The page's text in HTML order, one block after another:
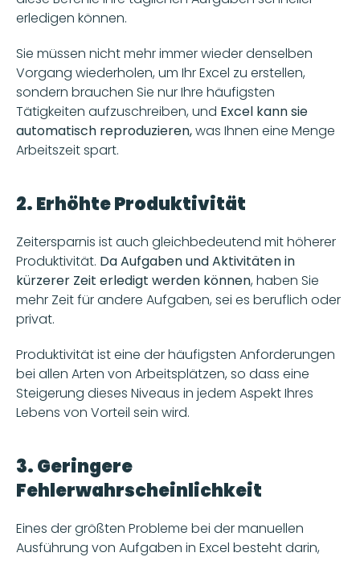
erledigen können.
Sie müssen nicht mehr immer wieder denselben
Vorgang wiederholen, um Ihr Excel zu erstellen,
sondern brauchen Sie nur Ihre häufigsten
Tätigkeiten aufzuschreiben, und Excel kann sie
automatisch reproduzieren, was Ihnen eine Menge
Arbeitszeit spart.
2. Erhöhte Produktivität
Zeitersparnis ist auch gleichbedeutend mit höherer
Produktivität. Da Aufgaben und Aktivitäten in
kürzerer Zeit erledigt werden können, haben Sie
mehr Zeit für andere Aufgaben, sei es beruflich oder
privat.
Produktivität ist eine der häufigsten Anforderungen
bei allen Arten von Arbeitsplätzen, so dass eine
Steigerung dieses Niveaus in jedem Aspekt Ihres
Lebens von Vorteil sein wird.
3. Geringere
Fehlerwahrscheinlichkeit
Eines der größten Probleme bei der manuellen
Ausführung von Aufgaben in Excel besteht darin,